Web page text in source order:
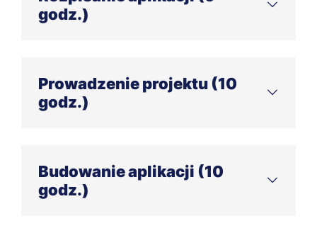
godz.)
godz.)
Prowadzenie projektu (10
godz.)
godz.)
Narzędzia i techniki zarządzania projektami no-
code (5 godz.)
Budowanie aplikacji (10
godz.)